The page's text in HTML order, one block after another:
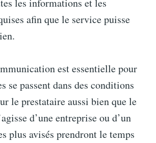
les informations et les
afin que le service puisse
est essentielle pour
se passent dans des conditions
le prestataire aussi bien que le
d’une entreprise ou d’un
plus avisés prendront le temps